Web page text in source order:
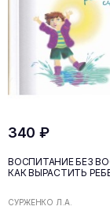
340 ₽
ВОСПИТАНИЕ БЕЗ
КАК ВЫРАСТИТЬ
СУРЖЕНКО Л.А.